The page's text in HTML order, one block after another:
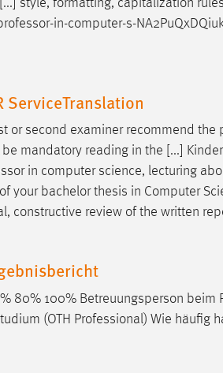
style, formatting, capitalization
-in-computer-s-
ServiceTranslation
or second examiner recommend the
mandatory reading in the [...]
in computer science, lecturing
your bachelor thesis in Computer
constructive review of the written
80% 100% Betreuungsperson beim
(OTH Professional) Wie häufig
wie